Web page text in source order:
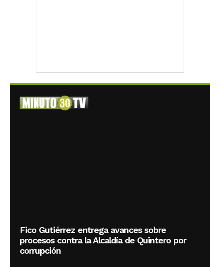
Fico Gutiérrez entrega avances sobre
procesos contra la Alcaldía de Quintero por
corrupción